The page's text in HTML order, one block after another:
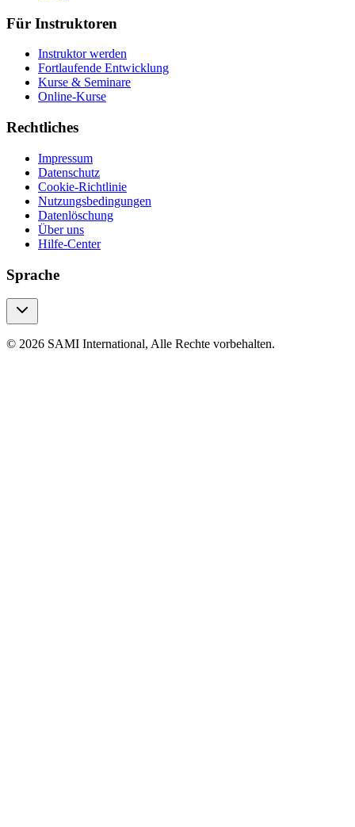
Für Instruktoren
Instruktor werden
Fortlaufende Entwicklung
Kurse & Seminare
Online-Kurse
Rechtliches
Impressum
Datenschutz
Cookie-Richtlinie
Nutzungsbedingungen
Datenlöschung
Über uns
Hilfe-Center
Sprache
© 2026 SAMI International, Alle Rechte vorbehalten.